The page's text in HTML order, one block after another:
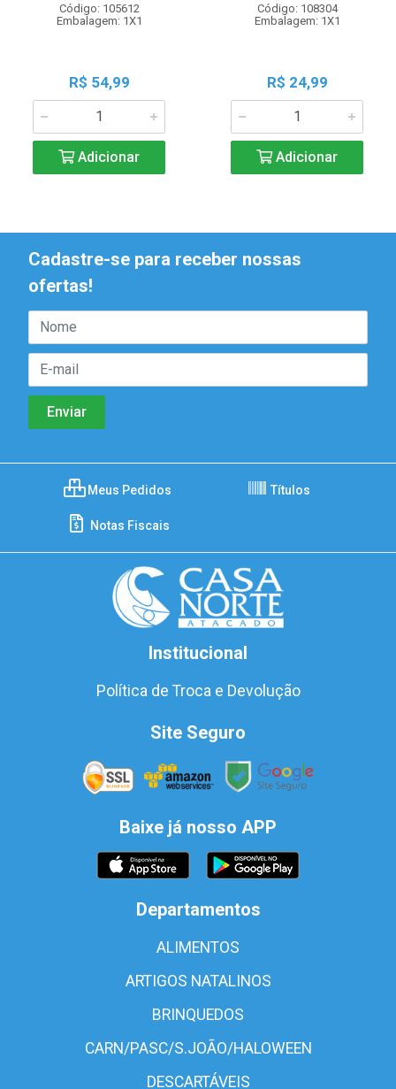
Código: 105612
Embalagem: 1X1
R$ 54,99
Adicionar
Código: 108304
Embalagem: 1X1
R$ 24,99
Adicionar
Cadastre-se para receber nossas
ofertas!
Meus Pedidos Títulos
Notas Fiscais
Institucional
Política de Troca e Devolução
Site Seguro
Baixe já nosso APP
Departamentos
ALIMENTOS
ARTIGOS NATALINOS
BRINQUEDOS
CARN/PASC/S.JOÃO/HALOWEEN
DESCARTÁVEIS